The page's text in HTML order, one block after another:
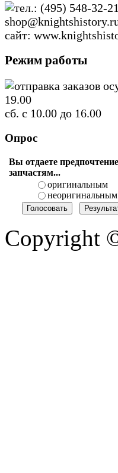
тел.: (495) 548-32-
сайт:
Режим работы
отправка заказов
19.00
сб. с 10.00 до 16.00
Опрос
Вы отдаете предпочтение
запчастям...
оригинальным
неоригинальным
Copyright